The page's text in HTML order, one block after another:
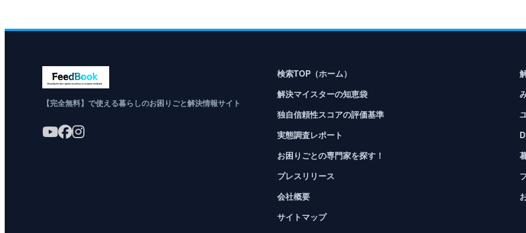
【完全無料】で使える暮らしのお困りごと解決情報サイト
検索TOP（ホーム）
解決マイスターの知恵袋
独自信頼性スコアの評価基準
実態調査レポート
お困りごとの専門家を探す！
プレスリリース
会社概要
サイトマップ